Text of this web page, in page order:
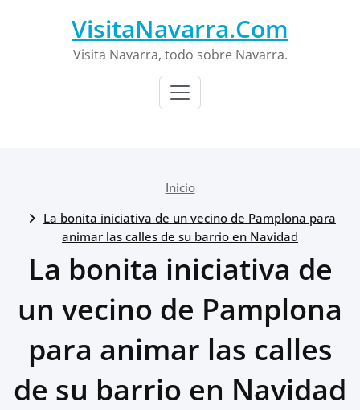
VisitaNavarra.Com
Visita Navarra, todo sobre Navarra.
Inicio
La bonita iniciativa de un vecino de Pamplona para
animar las calles de su barrio en Navidad
La bonita iniciativa de
un vecino de Pamplona
para animar las calles
de su barrio en Navidad